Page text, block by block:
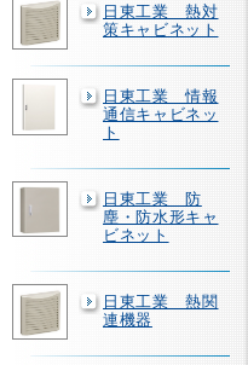
日東工業 熱対
策キャビネット
日東工業 情報
通信キャビネッ
ト
日東工業 防
塵・防水形キャ
ビネット
日東工業 熱関
連機器